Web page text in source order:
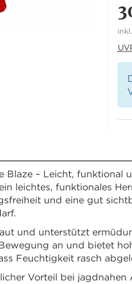
Blaze – Leicht, funktional
leichtes, funktionales
und eine gut
und unterstützt
an und bietet
Feuchtigkeit rasch
Vorteil bei